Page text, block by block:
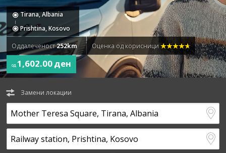
Tirana, Albania
Prishtina, Kosovo
Оддалеченост252km Оценка од корисници
од 1,602.00 ден
Замени локации